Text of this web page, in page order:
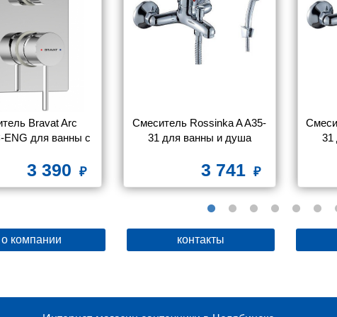
Bravat Arc
ENG для ванны с
3 390
Смеситель Rossinka A A35-
31 для ванны и душа
3 741
31
о компании контакты